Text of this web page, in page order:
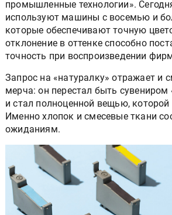
промышленные технологии».
используют машины с восемью и
которые обеспечивают точную
отклонение в оттенке способно
точность при воспроизведении
Запрос на «натуралку» отражает и
мерча: он перестал быть сувениром
и стал полноценной вещью, которой
Именно хлопок и смесевые ткани
ожиданиям.